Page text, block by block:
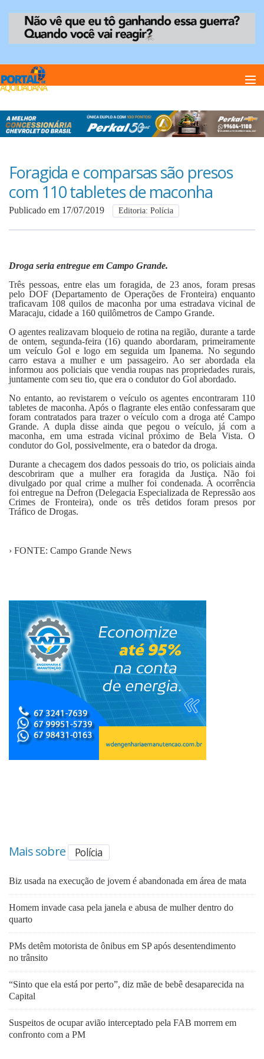
Home
Anuncie
Anuncie
Fale Conosco
Foragida e comparsas são presos
com 110 tabletes de maconha
Publicado em 17/07/2019 Editoria: Polícia
Droga seria entregue em Campo Grande.
Três pessoas, entre elas um foragida, de 23 anos, foram presas
pelo DOF (Departamento de Operações de Fronteira) enquanto
traficavam 108 quilos de maconha por uma estradava vicinal de
Maracaju, cidade a 160 quilômetros de Campo Grande.
O agentes realizavam bloqueio de rotina na região, durante a tarde
de ontem, segunda-feira (16) quando abordaram, primeiramente
um veículo Gol e logo em seguida um Ipanema. No segundo
carro estava a mulher e um passageiro. Ao ser abordada ela
informou aos policiais que vendia roupas nas propriedades rurais,
juntamente com seu tio, que era o condutor do Gol abordado.
No entanto, ao revistarem o veículo os agentes encontraram 110
tabletes de maconha. Após o flagrante eles então confessaram que
foram contratados para trazer o veículo com a droga até Campo
Grande. A dupla disse ainda que pegou o veículo, já com a
maconha, em uma estrada vicinal próximo de Bela Vista. O
condutor do Gol, possivelmente, era o batedor da droga.
Durante a checagem dos dados pessoais do trio, os policiais ainda
descobriram que a mulher era foragida da Justiça. Não foi
divulgado por qual crime a mulher foi condenada. A ocorrência
foi entregue na Defron (Delegacia Especializada de Repressão aos
Crimes de Fronteira), onde os três detidos foram presos por
Tráfico de Drogas.
› FONTE: Campo Grande News
Mais sobre Polícia
Biz usada na execução de jovem é abandonada em área de mata
Homem invade casa pela janela e abusa de mulher dentro do
quarto
PMs detêm motorista de ônibus em SP após desentendimento
no trânsito
“Sinto que ela está por perto”, diz mãe de bebê desaparecida na
Capital
Suspeitos de ocupar avião interceptado pela FAB morrem em
confronto com a PM